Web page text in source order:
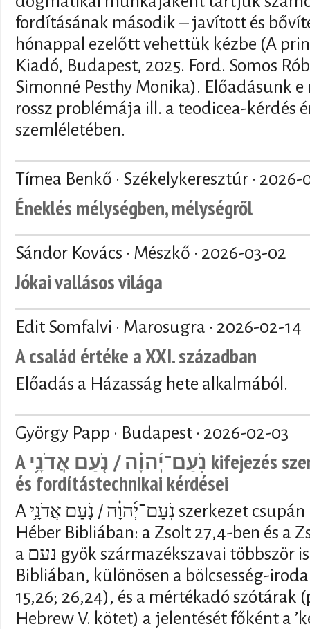
fordításának második – javított és
hónappal ezelőtt vehettük kézbe (A
Kiadó, Budapest, 2025. Ford. Somos
Simonné Pesthy Monika). Előadásunk
rossz problémája ill. a teodicea-kérdés
szemléletében.
Tímea Benkő · Székelykeresztúr · 2026-
Éneklés mélységben, mélységről
Sándor Kovács · Mészkő · 2026-03-02
Jókai vallásos világa
Edit Somfalvi · Marosugra · 2026-02-14
A család értéke a XXI. században
Előadás a Házasság hete alkalmából.
György Papp · Budapest · 2026-02-03
A נֹֽעַם־יְ֜הוָ֗ה / נֹ֤עַם אֲדֹנָ֥י kifejezés szemantikai, vallástörténeti
és fordítástechnikai kérdései
A נֹֽעַם־יְ֜הוָ֗ה / נֹ֤עַם אֲדֹנָ֥י szerkezet csupán kétszer fordul elő a
Héber Bibliában: a Zsolt 27,4-ben és a
a נעם gyök származékszavai többször is előfordulnak a Héber
Bibliában, különösen a bölcsesség-
15,26; 26,24), és a mértékadó szótárak
Hebrew V. kötet) a jelentését főként a